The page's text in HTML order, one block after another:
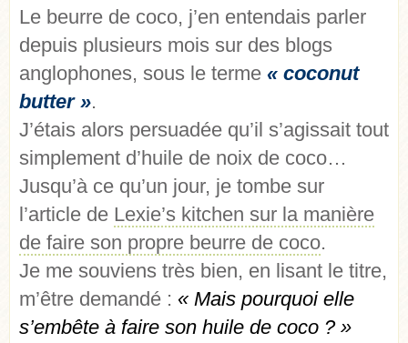
Le beurre de coco, j’en entendais parler
depuis plusieurs mois sur des blogs
anglophones, sous le terme « coconut
butter ».
J’étais alors persuadée qu’il s’agissait tout
simplement d’huile de noix de coco…
Jusqu’à ce qu’un jour, je tombe sur
l’article de Lexie’s kitchen sur la manière
de faire son propre beurre de coco.
Je me souviens très bien, en lisant le titre,
m’être demandé : « Mais pourquoi elle
s’embête à faire son huile de coco ? »